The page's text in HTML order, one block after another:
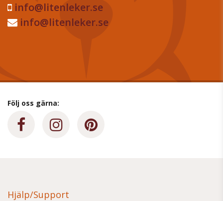
info@litenleker.se
info@litenleker.se
Följ oss gärna:
Hjälp/Support